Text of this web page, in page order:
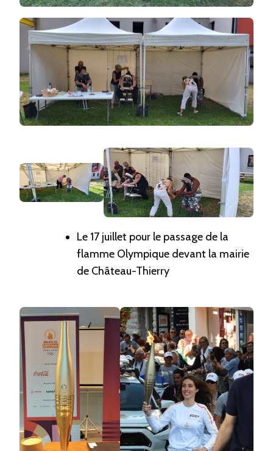
Le 17 juillet pour le passage de la
flamme Olympique devant la mairie
de Château-Thierry